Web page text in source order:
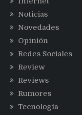
Noticias
Novedades
Opinión
Redes Sociales
Review
Reviews
Rumores
Tecnología